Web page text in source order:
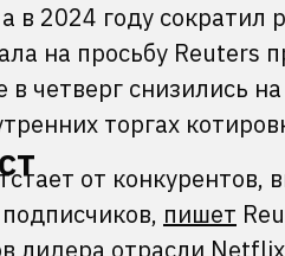
в 2024 году
на просьбу
в четверг снизились
торгах
от
пишет
лидера отрасли